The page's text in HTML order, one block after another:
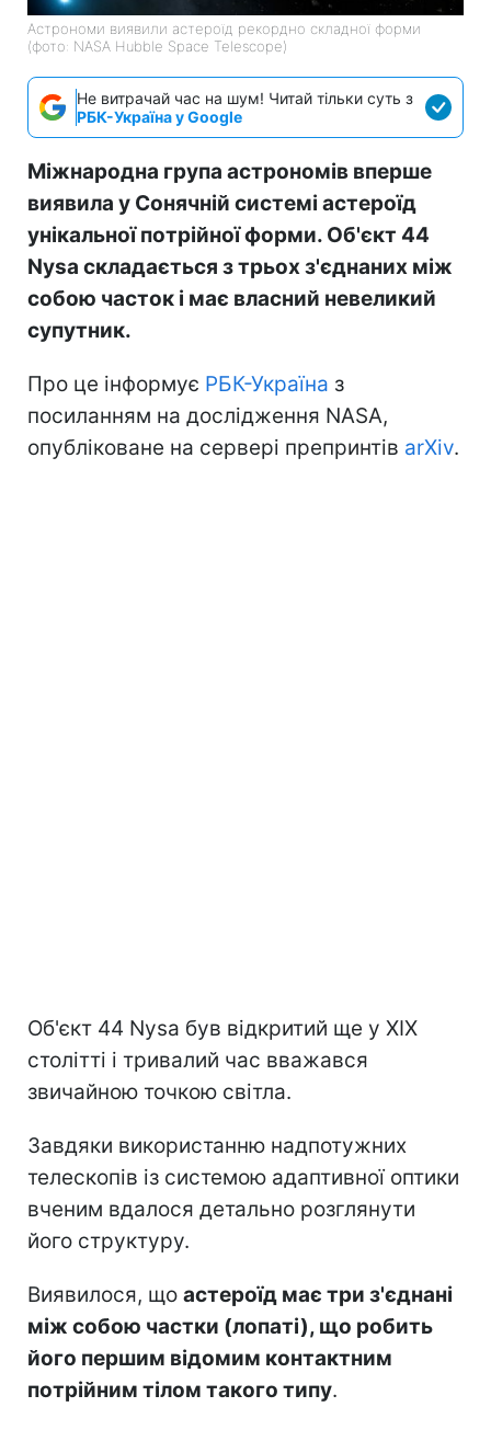
Астрономи виявили астероїд рекордно складної форми
(фото: NASA Hubble Space Telescope)
Не витрачай час на шум! Читай тільки суть з
РБК-Україна у Google
Міжнародна група астрономів вперше
виявила у Сонячній системі астероїд
унікальної потрійної форми. Об'єкт 44
Nysa складається з трьох з'єднаних між
собою часток і має власний невеликий
супутник.
Про це інформує РБК-Україна з
посиланням на дослідження NASA,
опубліковане на сервері препринтів arXiv.
Об'єкт 44 Nysa був відкритий ще у XIX
столітті і тривалий час вважався
звичайною точкою світла.
Завдяки використанню надпотужних
телескопів із системою адаптивної оптики
вченим вдалося детально розглянути
його структуру.
Виявилося, що астероїд має три з'єднані
між собою частки (лопаті), що робить
його першим відомим контактним
потрійним тілом такого типу.